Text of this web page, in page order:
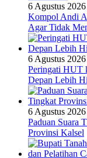
6 Agustus 2026
Kompol Andi
Agar Tidak
6 Agustus 2026
Peringati HUT
Depan Lebih
6 Agustus 2026
Paduan Suara
Provinsi Kalsel